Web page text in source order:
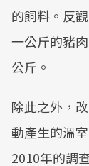
的飼料。反
一公斤的豬
公斤。
除此之外，
動產生的溫
2010年的調